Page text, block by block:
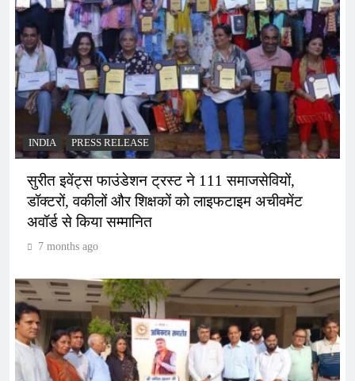
INDIA PRESS RELEASE
सुरीत इवेंट्स फाउंडेशन ट्रस्ट ने 111 समाजसेवियों,
डॉक्टरों, वकीलों और शिक्षकों को लाइफटाइम अचीवमेंट
अवॉर्ड से किया सम्मानित
7 months ago